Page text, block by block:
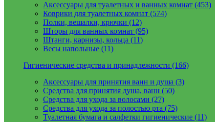
Аксессуары для туалетных и ванных комнат (453)
Коврики для туалетных комнат (574)
Полки, вешалки, крючки (12)
Шторы для ванных комнат (95)
Штанги, карнизы, кольца (11)
Весы напольные (11)
Гигиенические средства и принадлежности (166)
Аксессуары для принятия ванн и душа (3)
Средства для принятия душа, ванн (50)
Средства для ухода за волосами (27)
Средства для ухода за полостью рта (75)
Туалетная бумага и салфетки гигиенические (11)